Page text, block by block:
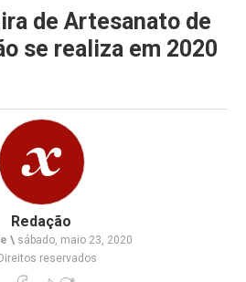
de Artesanato de
se realiza em 2020
Redação
\sábado, maio 23, 2020
reservados